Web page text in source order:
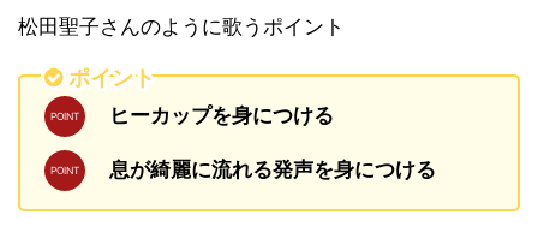
松田聖子さんのように歌うポイント
ポイント
ヒーカップを身につける
息が綺麗に流れる発声を身につける